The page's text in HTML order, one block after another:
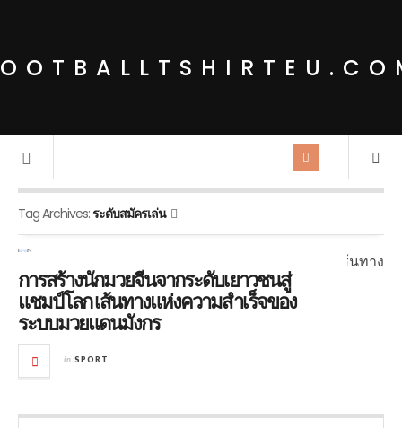
Tag Archives:ระดับสมัครเล่น
การสร้างนักมวยจีนจากระดับเยาวชนสู่
แชมป์โลก เส้นทางแห่งความสำเร็จของ
ระบบมวยแดนมังกร
in SPORT